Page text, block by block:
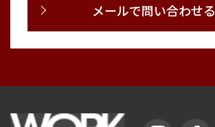
メールで問い合わせる